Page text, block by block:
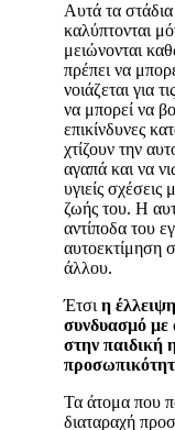
Αυτά τα
καλύπτονται
μειώνονται
πρέπει να
νοιάζεται για
να μπορεί να
επικίνδυνες
χτίζουν την
αγαπά και να
υγιείς
ζωής του. Η
αντίποδα του
αυτοεκτίμηση
άλλου.
Έτσι η
συνδυασμό με
στην παιδική
Τα άτομα που
διαταραχή